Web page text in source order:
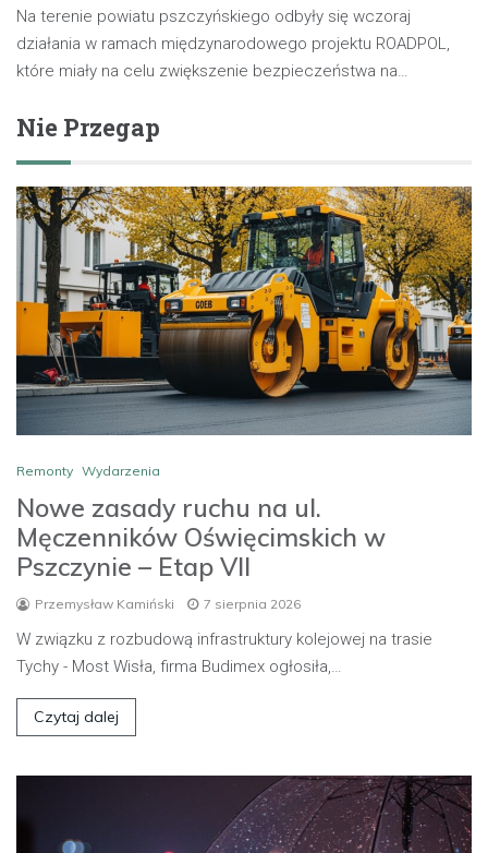
Na terenie powiatu pszczyńskiego odbyły się wczoraj
działania w ramach międzynarodowego projektu ROADPOL,
które miały na celu zwiększenie bezpieczeństwa na…
Nie Przegap
Remonty Wydarzenia
Nowe zasady ruchu na ul.
Męczenników Oświęcimskich w
Pszczynie – Etap VII
Przemysław Kamiński 7 sierpnia 2026
W związku z rozbudową infrastruktury kolejowej na trasie
Tychy - Most Wisła, firma Budimex ogłosiła,…
Czytaj dalej